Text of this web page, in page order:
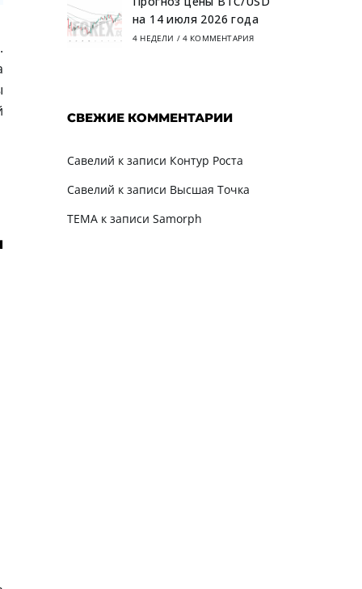
на 14 июля 2026 года
4 НЕДЕЛИ / 4 КОММЕНТАРИЯ
СВЕЖИЕ КОММЕНТАРИИ
Савелий к записи Контур Роста
Савелий к записи Высшая Точка
TEMAк записи Samorph